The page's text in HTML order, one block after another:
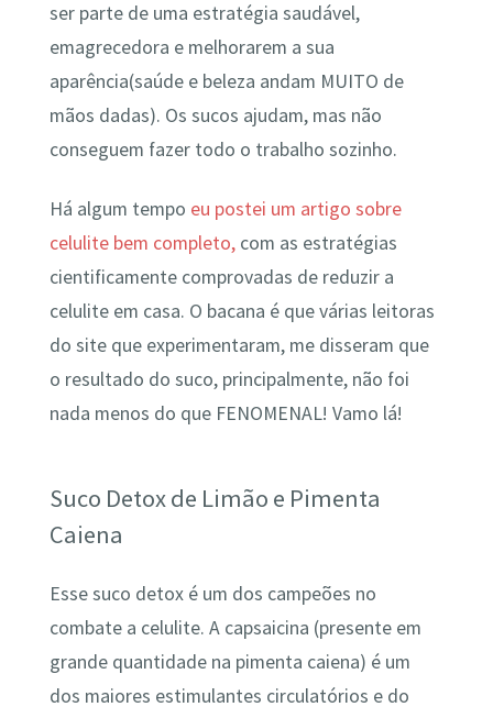
ser parte de uma estratégia saudável,
emagrecedora e melhorarem a sua
aparência(saúde e beleza andam MUITO de
mãos dadas). Os sucos ajudam, mas não
conseguem fazer todo o trabalho sozinho.
Há algum tempo eu postei um artigo sobre
celulite bem completo,com as estratégias
cientificamente comprovadas de reduzir a
celulite em casa. O bacana é que várias leitoras
do site que experimentaram, me disseram que
o resultado do suco, principalmente, não foi
nada menos do que FENOMENAL! Vamo lá!
Suco Detox de Limão e Pimenta
Caiena
Esse suco detox é um dos campeões no
combate a celulite. A capsaicina (presente em
grande quantidade na pimenta caiena) é um
dos maiores estimulantes circulatórios e do